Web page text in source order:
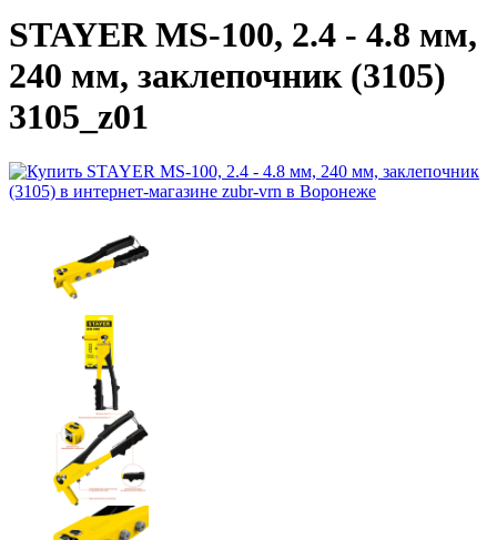
STAYER MS-100, 2.4 - 4.8 мм,
240 мм, заклепочник (3105)
3105_z01